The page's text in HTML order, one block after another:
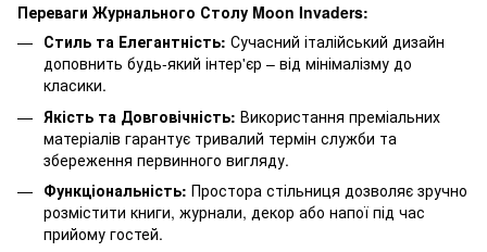
Переваги Журнального Столу Moon Invaders:
Стиль та Елегантність: Сучасний італійський дизайн
доповнить будь-який інтер'єр – від мінімалізму до
класики.
Якість та Довговічність: Використання преміальних
матеріалів гарантує тривалий термін служби та
збереження первинного вигляду.
Функціональність: Простора стільниця дозволяє зручно
розмістити книги, журнали, декор або напої під час
прийому гостей.